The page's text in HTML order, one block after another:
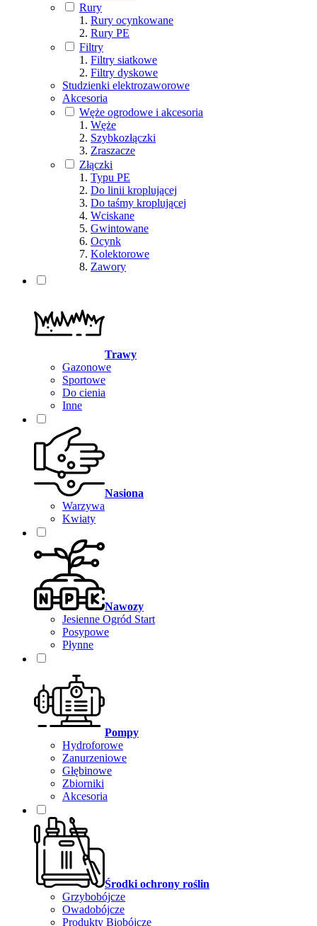
Rury
Rury ocynkowane
Rury PE
Filtry
Filtry siatkowe
Filtry dyskowe
Studzienki elektrozaworowe
Akcesoria
Węże ogrodowe i akcesoria
Węże
Szybkozłączki
Zraszacze
Złączki
Typu PE
Do linii kroplującej
Do taśmy kroplującej
Wciskane
Gwintowane
Ocynk
Kolektorowe
Zawory
Trawy
Gazonowe
Sportowe
Do cienia
Inne
Nasiona
Warzywa
Kwiaty
Nawozy
Jesienne Ogród Start
Posypowe
Płynne
Pompy
Hydroforowe
Zanurzeniowe
Głębinowe
Zbiorniki
Akcesoria
Środki ochrony roślin
Grzybobójcze
Owadobójcze
Produkty Biobójcze